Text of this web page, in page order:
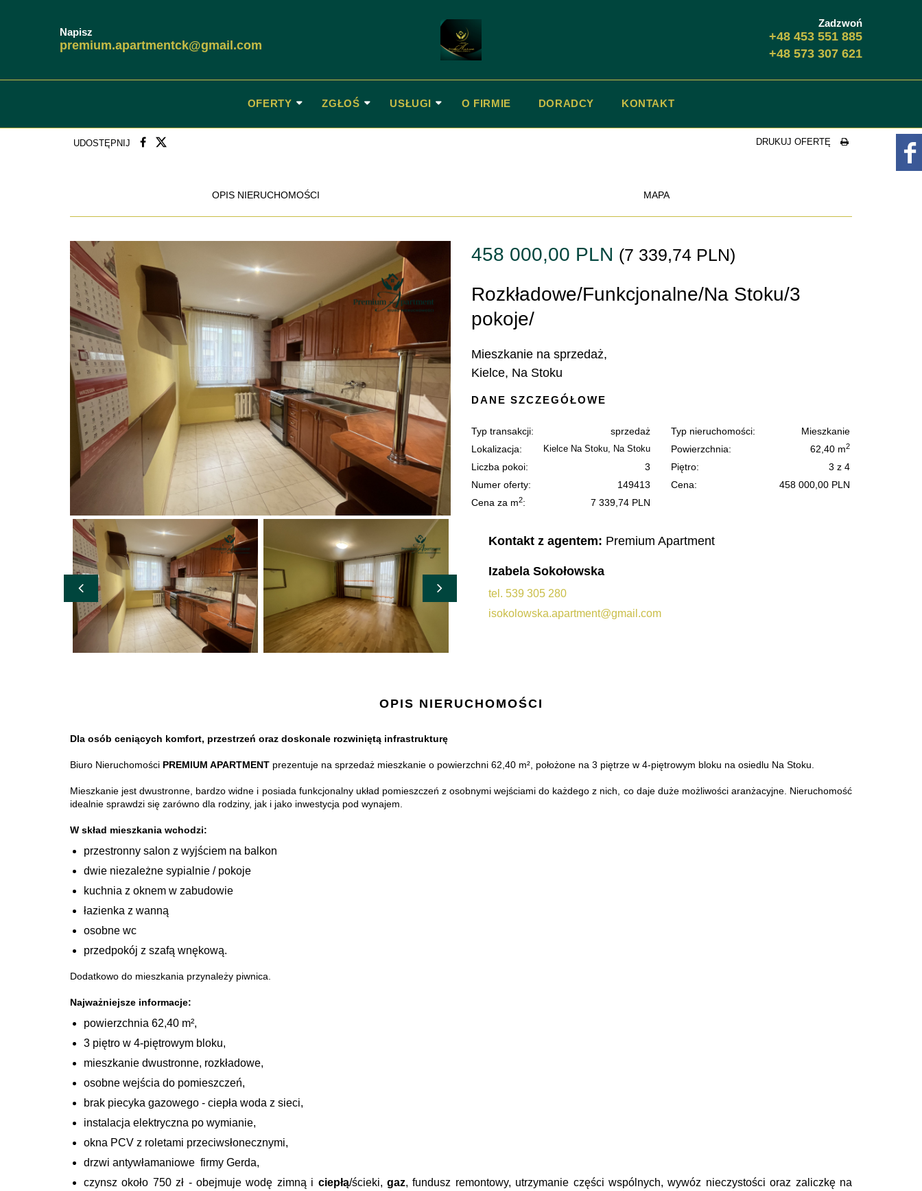
Napisz
premium.apartmentck@gmail.com
Zadzwoń
+48 453 551 885
+48 573 307 621
OFERTY ZGŁOŚ USŁUGI O FIRMIE DORADCY KONTAKT
UDOSTĘPNIJ DRUKUJ OFERTĘ
OPIS NIERUCHOMOŚCI MAPA
458 000,00 PLN (7 339,74 PLN)
Rozkładowe/Funkcjonalne/Na Stoku/3
pokoje/
Mieszkanie na sprzedaż,
Kielce, Na Stoku
DANE SZCZEGÓŁOWE
Typ transakcji: sprzedaż Typ nieruchomości:
Mieszkanie
Lokalizacja:
Kielce Na Stoku, Na Stoku Powierzchnia: 62,40 m2
Liczba pokoi: 3 Piętro:
3 z 4
Numer oferty:
149413 Cena:
458 000,00 PLN
Cena za m2: 7 339,74 PLN
Kontakt z agentem: Premium Apartment
Izabela Sokołowska
tel. 539 305 280
isokolowska.apartment@gmail.com
OPIS NIERUCHOMOŚCI
Dla osób ceniących komfort, przestrzeń oraz doskonale rozwiniętą infrastrukturę
Biuro Nieruchomości PREMIUM APARTMENT prezentuje na sprzedaż mieszkanie o powierzchni 62,40 m², położone na 3 piętrze w 4-piętrowym bloku na osiedlu Na Stoku.
Mieszkanie jest dwustronne, bardzo widne i posiada funkcjonalny układ pomieszczeń z osobnymi wejściami do każdego z nich, co daje duże możliwości aranżacyjne. Nieruchomość
idealnie sprawdzi się zarówno dla rodziny, jak i jako inwestycja pod wynajem.
W skład mieszkania wchodzi:
przestronny salon z wyjściem na balkon
dwie niezależne sypialnie / pokoje
kuchnia z oknem w zabudowie
łazienka z wanną
osobne wc
przedpokój z szafą wnękową.
Dodatkowo do mieszkania przynależy piwnica.
Najważniejsze informacje:
powierzchnia 62,40 m²,
3 piętro w 4-piętrowym bloku,
mieszkanie dwustronne, rozkładowe,
osobne wejścia do pomieszczeń,
brak piecyka gazowego - ciepła woda z sieci,
instalacja elektryczna po wymianie,
okna PCV z roletami przeciwsłonecznymi,
drzwi antywłamaniowe firmy Gerda,
czynsz około 750 zł - obejmuje wodę zimną i ciepłą/ścieki,gaz, fundusz remontowy, utrzymanie części wspólnych, wywóz nieczystości oraz zaliczkę na